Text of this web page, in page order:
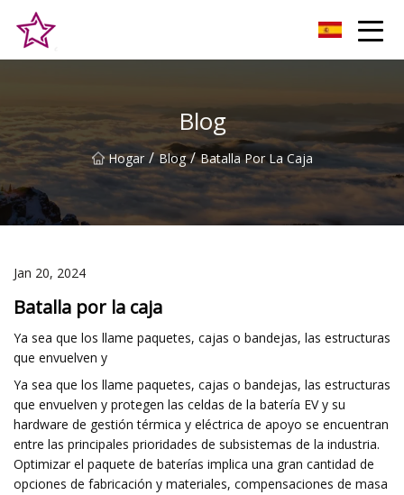
Blog
Hogar / Blog / Batalla Por La Caja
Jan 20, 2024
Batalla por la caja
Ya sea que los llame paquetes, cajas o bandejas, las estructuras
que envuelven y
Ya sea que los llame paquetes, cajas o bandejas, las estructuras
que envuelven y protegen las celdas de la batería EV y su
hardware de gestión térmica y eléctrica de apoyo se encuentran
entre las principales prioridades de subsistemas de la industria.
Optimizar el paquete de baterías implica una gran cantidad de
opciones de fabricación y materiales, compensaciones de masa